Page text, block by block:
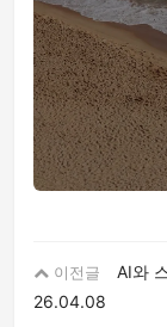
이전글
AI와
26.04.08